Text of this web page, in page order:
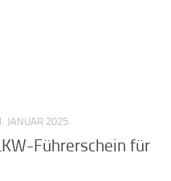
JANUAR 2025
Führerschein für